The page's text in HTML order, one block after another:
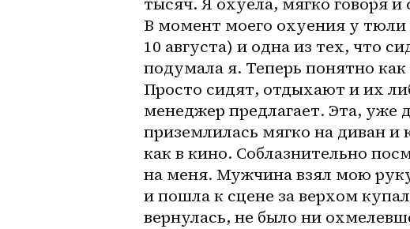
В момент моего охуения у
10 августа) и одна из тех, что
подумала я. Теперь понятно
Просто сидят, отдыхают и их
менеджер предлагает. Эта, уже
приземлилась мягко на диван и
как в кино. Соблазнительно
на меня. Мужчина взял мою руку
и пошла к сцене за верхом
вернулась, не было ни